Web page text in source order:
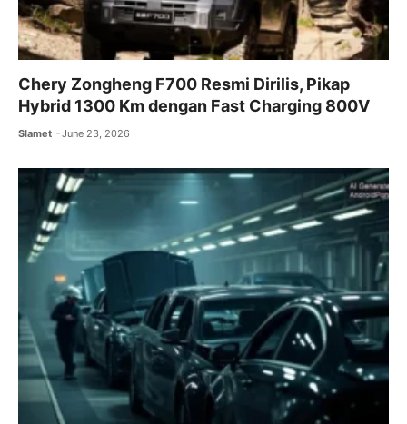
Chery Zongheng F700 Resmi Dirilis, Pikap
Hybrid 1300 Km dengan Fast Charging 800V
Slamet June 23, 2026